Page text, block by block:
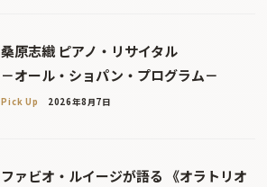
桑原志織 ピアノ・リサイタル
－オール・ショパン・プログラム－
Pick Up 2026年8月7日
ファビオ・ルイージが語る 《オラトリオ